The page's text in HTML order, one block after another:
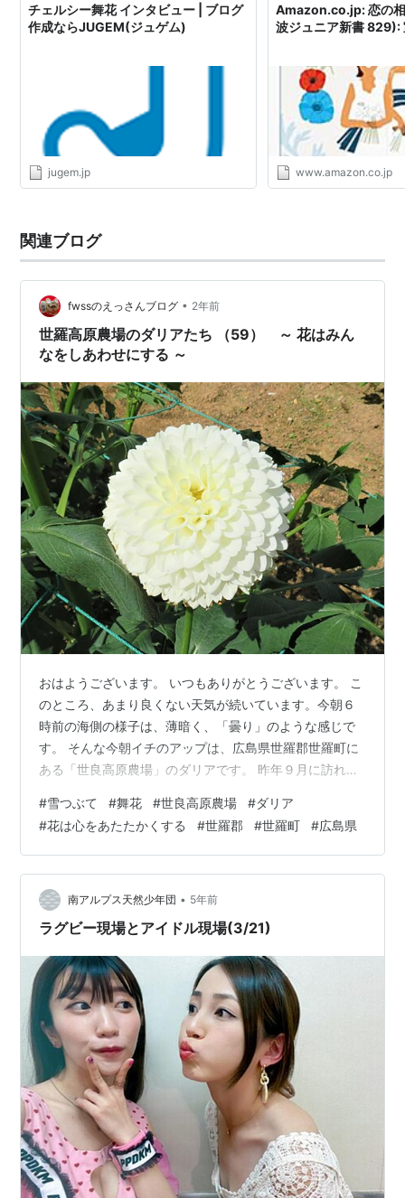
チェルシー舞花 インタビュー | ブログ
作成ならJUGEM(ジュゲム)
jugem.jp
Amazon.co.jp: 恋の
波ジュニア新書 829):
www.amazon.co.jp
関連ブログ
fwssのえっさんブログ • 2年前
世羅高原農場のダリアたち （59） ～ 花はみん
なをしあわせにする ～
おはようございます。 いつもありがとうございます。 こ
のところ、あまり良くない天気が続いています。今朝６
時前の海側の様子は、薄暗く、「曇り」のような感じで
す。 そんな今朝イチのアップは、広島県世羅郡世羅町に
ある「世良高原農場」のダリアです。 昨年９月に訪れた
た。 沢山のダリアに、それぞれネームプレートが添えて
ありました。 こうしたダリアを現在「世羅高原農場のダ
リアたち」として、よしうみバラ公園のバラと交互に連
載アップ中です ～ 花はみんなをしあわせにする ～ は 世
羅高原農場のキャッチフレーズでもあるので、朝イチの
アップで、そんな「しあわせ」を届…
#雪つぶて #舞花 #世良高原農場 #ダリア
#花は心をあたたかくする #世羅郡 #世羅町 #広島県
南アルプス天然少年団 • 5年前
ラグビー現場とアイドル現場(3/21)